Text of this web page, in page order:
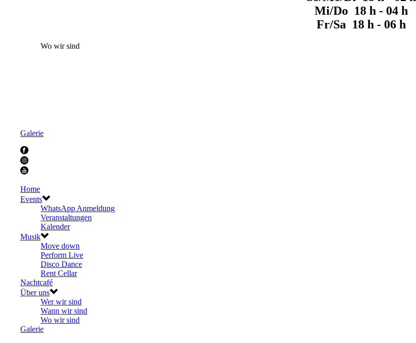
Mi/Do 18 h - 04 h
Fr/Sa 18 h - 06 h
Wo wir sind
Galerie
Home
Events
WhatsApp Anmeldung
Veranstaltungen
Kalender
Musik
Move down
Perform Live
Disco Dance
Rent Cellar
Nachtcafé
Über uns
Wer wir sind
Wann wir sind
Wo wir sind
Galerie